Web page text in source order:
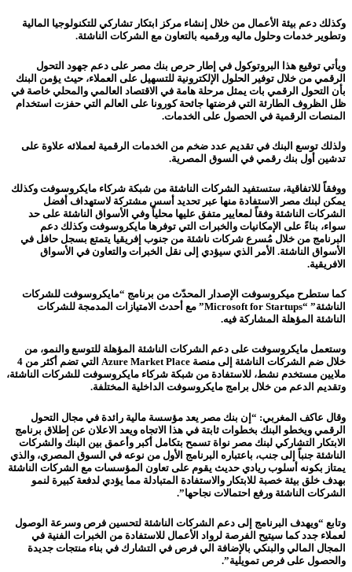
وكذلك دعم بيئة الأعمال من خلال إنشاء مركز ابتكار تشاركي للتكنولوجيا المالية
وتطوير خدمات وحلول ماليه ورقميه بالتعاون مع الشركات الناشئة.
ويأتي توقيع هذا البروتوكول في إطار حرص بنك مصر على دعم جهود التحول
الرقمي من خلال توفير الحلول الإلكترونية للتسهيل على العملاء، حيث يؤمن البنك
بأن التحول الرقمي بات يمثل مرحلة هامة في الاقتصاد العالمي والمحلي خاصة في
ظل الظروف الطارئة التي فرضتها جائحة كورونا على العالم التي حفزت استخدام
المنصات الرقمية في الحصول على الخدمات.
ولذلك توسع البنك في تقديم عدد ضخم من الخدمات الرقمية لعملائه علاوة على
تدشين أول بنك رقمي في السوق المصرية.
ووفقاً للاتفاقية، ستستفيد الشركات الناشئة من شبكة شركاء مايكروسوفت وكذلك
يمكن لبنك مصر الاستفادة منها عبر تحديد أسس مشتركة لاستهداف أفضل
الشركات الناشئة وفقاً لمعايير متفق عليها محلياً وفي الأسواق الناشئة على حد
سواء، بناءً على الإمكانيات والخبرات التي توفرها مايكروسوفت وكذلك دعم
البرنامج من خلال مُسرع شركات ناشئة من جنوب إفريقيا يتمتع بسجل حافل في
الأسواق الناشئة. الأمر الذي سيؤدي إلى نقل الخبرات والتعاون في الأسواق
الافريقية.
كما ستطرح ميكروسوفت الإصدار المحدّث من برنامج “مايكروسوفت للشركات
الناشئة” “Microsoft for Startups” مع أحدث الامتيازات المدمجة للشركات
الناشئة المؤهلة المشاركة فيه.
وستعمل مايكروسوفت على دعم الشركات الناشئة المؤهلة للتوسع والنمو، من
خلال ضم الشركات الناشئة إلى منصة Azure Market Place التي تضم أكثر من 4
ملايين مستخدم نشط، للاستفادة من شبكة شركاء مايكروسوفت للشركات الناشئة،
وتقديم الدعم من خلال برامج مايكروسوفت الداخلية المختلفة.
وقال عاكف المغربي: “إن بنك مصر يعد مؤسسة مالية رائدة في مجال التحول
الرقمي ويخطو البنك بخطوات ثابتة في هذا الاتجاه ويعد الاعلان عن إطلاق برنامج
الابتكار التشاركي لبنك مصر نواة تسمح بتكامل أكبر وأعمق بين البنك والشركات
الناشئة جنباً إلى جنب، باعتباره البرنامج الأول من نوعه في السوق المصري، والذي
يمتاز بكونه أسلوب ريادي حديث يقوم على تعاون المؤسسات مع الشركات الناشئة
بهدف خلق بيئة خصبة للابتكار والاستفادة المتبادلة مما يؤدي لدفعة كبيرة لنمو
الشركات الناشئة ورفع احتمالات نجاحها”.
وتابع “ويهدف البرنامج إلى دعم الشركات الناشئة لتحسين فرص وسرعة الوصول
لعملاء جدد كما سيتيح الفرصة لرواد الأعمال للاستفادة من الخبرات الفنية في
المجال المالي والبنكي بالإضافة الي فرص في التشارك في بناء منتجات جديدة
والحصول على فرص تمويلية”.